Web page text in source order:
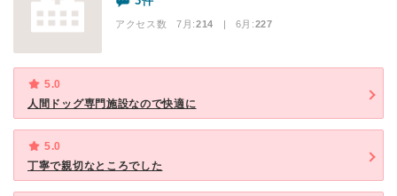
アクセス数 7月:214 | 6月:227
5.0
人間ドッグ専門施設なので快適に
5.0
丁寧で親切なところでした